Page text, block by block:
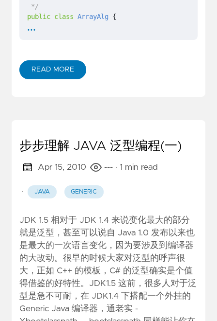
*/
public class ArrayAlg {
}
String
= ArrayAlg.getMiddle
System.out.println(middle);
}
...
READ MORE
步步理解 JAVA 泛型编程(一)
Apr 15, 2010 --- · 1 min read
· JAVA GENERIC
JDK 1.5 相对于 JDK 1.4 来说变化最大的部分
就是泛型，甚至可以说自 Java 1.0 发布以来也
是最大的一次语言变化，因为要涉及到编译器
的大改动。很早的时候大家对泛型的呼声很
大，正如 C++ 的模板，C# 的泛型确实是个值
得借鉴的好特性。JDK1.5 这前，很多人对于泛
型是急不可耐，在 JDK1.4 下搭配一个外挂的
Generic Java 编译器，通老实 -